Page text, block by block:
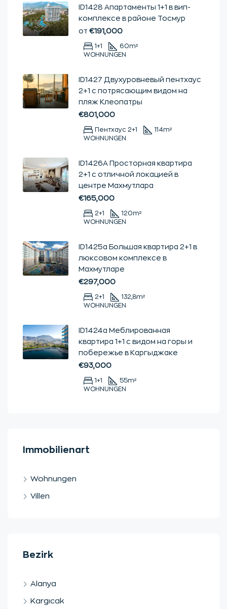
ID1428 Апартаменты 1+1 в вип-
комплексе в районе Тосмур
от €191,000
1+1 60m²
WOHNUNGEN
ID1427 Двухуровневый пентхаус
2+1 с потрясающим видом на
пляж Клеопатры
€801,000
Пентхаус 2+1 114m²
WOHNUNGEN
ID1426А Просторная квартира
2+1 с отличной локацией в
центре Махмутлара
€165,000
2+1 120m²
WOHNUNGEN
ID1425а Большая квартира 2+1 в
люксовом комплексе в
Махмутларе
€297,000
2+1 132,8m²
WOHNUNGEN
ID1424a Меблированная
квартира 1+1 с видом на горы и
побережье в Каргыджаке
€93,000
1+1 55m²
WOHNUNGEN
Immobilienart
Wohnungen
Villen
Bezirk
Alanya
Kargıcak